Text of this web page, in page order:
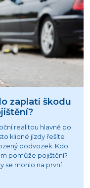
zaplatí škodu
realitou hlavně po
klidné jízdy řešíte
podvozek. Kdo
pomůže pojištění?
se mohlo na první